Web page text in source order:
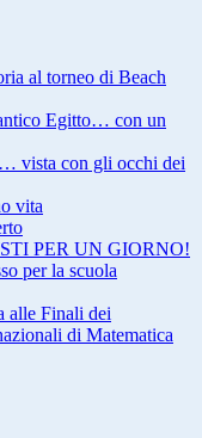
al torneo di Beach
Egitto… con un
vista con gli occhi dei
vita
PER UN GIORNO!
per la scuola
alle Finali dei
di Matematica